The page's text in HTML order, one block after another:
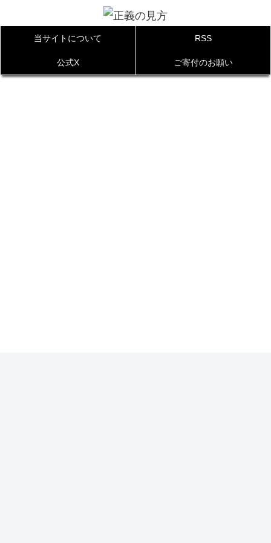
当サイトについて RSS
公式X ご寄付のお願い